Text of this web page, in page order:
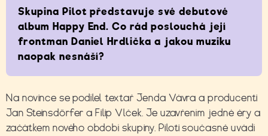
Skupina Pilot představuje své debutové
album Happy End. Co rád poslouchá její
frontman Daniel Hrdlička a jakou muziku
naopak nesnáší?
Na novince se podílel textař Jenda Vávra a producenti
Jan Steinsdörfer a Filip Vlček. Je uzavřením jedné éry a
začátkem nového období skupiny. Piloti současně uvádí